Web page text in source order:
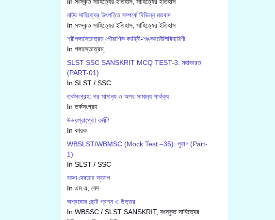
নাট্য সাহিত্যের উৎপত্তি সম্পর্কে বিভিন্ন মতবাদ
In সংস্কৃত সাহিত্যের ইতিহাস, সাহিত্যের ইতিহাস
শ্রীগঙ্গাস্তোত্রম্ পৌরাণিক কাহিনী-শঙ্করমৌলিবিহারিণী
In গঙ্গাস্তোত্রম্
SLST SSC SANSKRIT MCQ TEST-3: মহাভারত
(PART-01)
In SLST / SSC
তর্কসংগ্রহ: পর সামান‍্য ও অপর সামান‍্য পার্থক্য
In তর্কসংগ্রহ
উভয়প্রাপ্তৌ কর্মণি
In কারক
WBSLST/WBMSC (Mock Test –35): পুরাণ (Part-
1)
In SLST / SSC
বরুণ দেবতার স্বরূপ
In এম.এ, বেদ
অশ্বঘোষ ছোট প্রশ্ন ও উত্তর
In WBSSC / SLST SANSKRIT, সংস্কৃত সাহিত্যের